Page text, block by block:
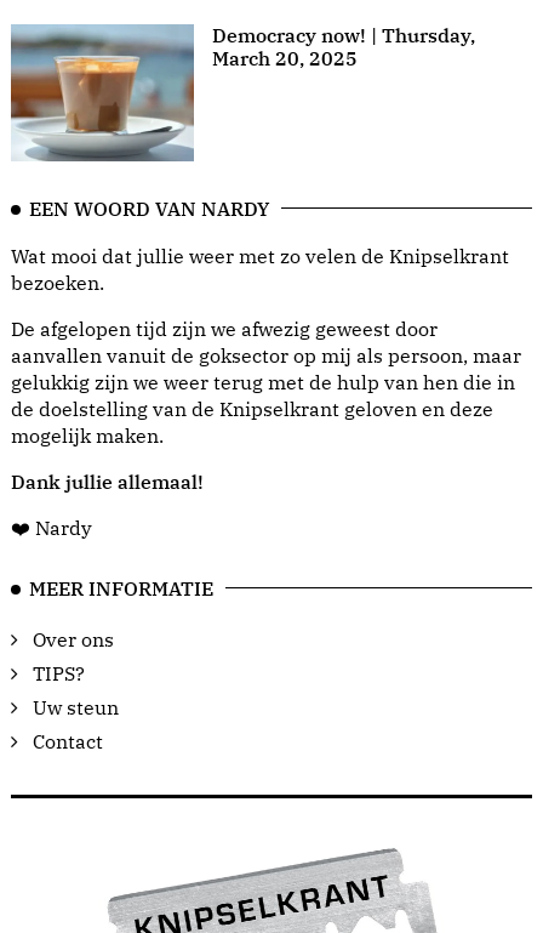
Democracy now! | Thursday,
March 20, 2025
EEN WOORD VAN NARDY
Wat mooi dat jullie weer met zo velen de Knipselkrant
bezoeken.
De afgelopen tijd zijn we afwezig geweest door
aanvallen vanuit de goksector op mij als persoon, maar
gelukkig zijn we weer terug met de hulp van hen die in
de doelstelling van de Knipselkrant geloven en deze
mogelijk maken.
Dank jullie allemaal!
❤️ Nardy
MEER INFORMATIE
Over ons
TIPS?
Uw steun
Contact